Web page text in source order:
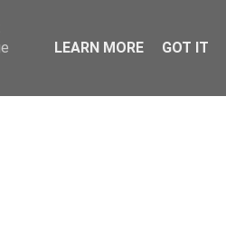
LEARN MORE GOT IT